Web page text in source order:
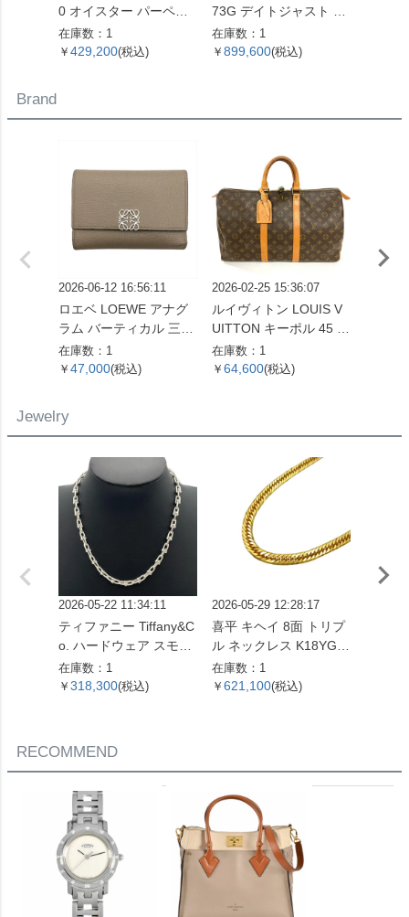
0 オイスター パーペチ
ュアル デイト 腕時計 シ
ルバー文字盤 7桁 2番台
在庫数：1
￥ 429,200(税込)
73G デイトジャスト T
番 腕時計 シャンパン文
字盤 10Pダイヤ SS×YG
在庫数：1
￥ 899,600(税込)
Brand
2026-06-12 16:56:11
ロエベ LOEWE アナグ
ラム バーティカル 三つ
折り財布 ベージュ シル
バー金具【中古】
在庫数：1
￥ 47,000(税込)
2026-02-25 15:36:07
ルイヴィトン LOUIS V
UITTON キーポル 45 ボ
ストンバッグ モノグラ
ム キャンバス M41428
在庫数：1
￥ 64,600(税込)
Jewelry
2026-05-22 11:34:11
ティファニー Tiffany&C
o. ハードウェア スモー
ルリンク ネックレス 60
153093 SV925 42.4g シ
在庫数：1
￥ 318,300(税込)
2026-05-29 12:28:17
喜平 キヘイ 8面 トリプ
ル ネックレス K18YG 2
4.5g 60cm【中古】
在庫数：1
￥ 621,100(税込)
RECOMMEND